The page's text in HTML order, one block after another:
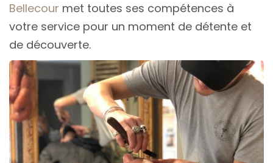
Bellecour met toutes ses compétences à
votre service pour un moment de détente et
de découverte.